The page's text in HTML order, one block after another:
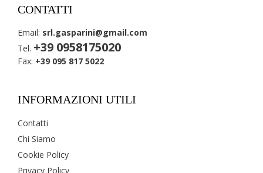
CONTATTI
Email: srl.gasparini@gmail.com
Tel. +39 0958175020
Fax: +39 095 817 5022
INFORMAZIONI UTILI
Contatti
Chi Siamo
Cookie Policy
Privacy Policy